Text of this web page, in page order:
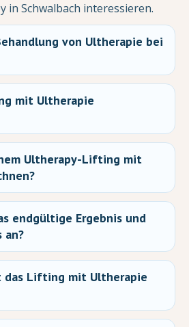
in Schwalbach interessieren.
von Ultherapie bei
mit Ultherapie
Ultherapy-Lifting mit
endgültige Ergebnis und
an?
Lifting mit Ultherapie